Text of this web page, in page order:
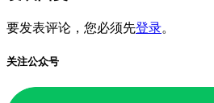
要发表评论，您必须先登录。
关注公众号